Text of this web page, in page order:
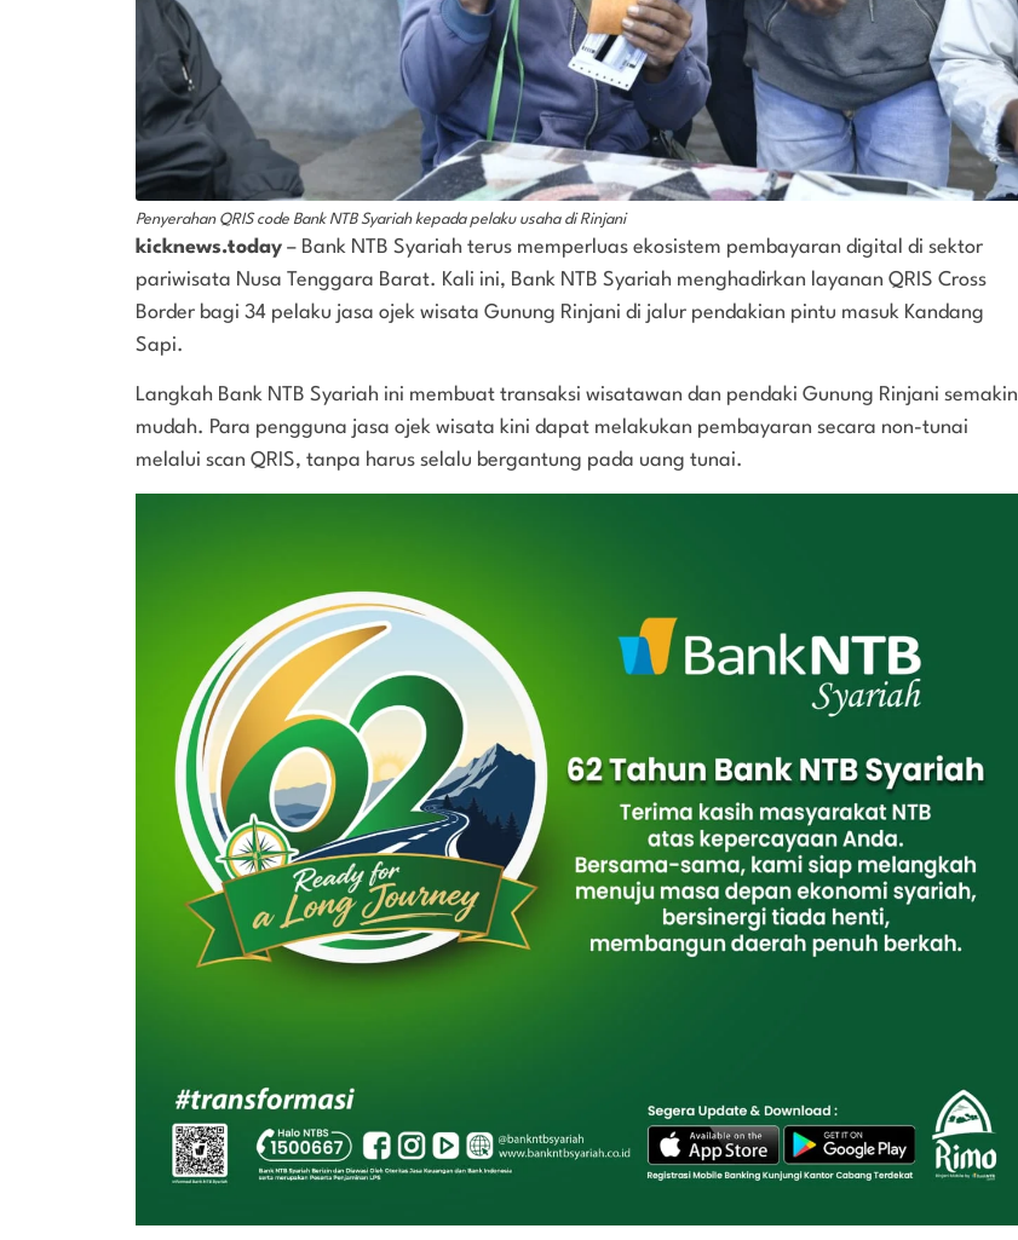
Penyerahan QRIS code Bank NTB Syariah kepada pelaku usaha di Rinjani
kicknews.today – Bank NTB Syariah terus memperluas ekosistem pembayaran digital di sektor
pariwisata Nusa Tenggara Barat. Kali ini, Bank NTB Syariah menghadirkan layanan QRIS Cross
Border bagi 34 pelaku jasa ojek wisata Gunung Rinjani di jalur pendakian pintu masuk Kandang
Sapi.
Langkah Bank NTB Syariah ini membuat transaksi wisatawan dan pendaki Gunung Rinjani semakin
mudah. Para pengguna jasa ojek wisata kini dapat melakukan pembayaran secara non-tunai
melalui scan QRIS, tanpa harus selalu bergantung pada uang tunai.